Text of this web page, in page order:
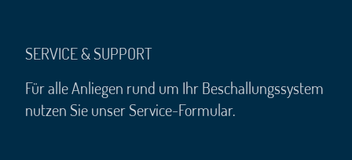
SERVICE & SUPPORT
Für alle Anliegen rund um Ihr Beschallungssystem
nutzen Sie unser Service-Formular.